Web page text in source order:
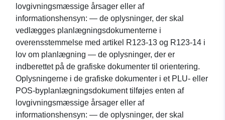
lovgivningsmæssige årsager eller af
informationshensyn: — de oplysninger, der skal
vedlægges planlægningsdokumenterne i
overensstemmelse med artikel R123-13 og R123-14 i
lov om planlægning — de oplysninger, der er
indberettet på de grafiske dokumenter til orientering.
Oplysningerne i de grafiske dokumenter i et PLU- eller
POS-byplanlægningsdokument tilføjes enten af
lovgivningsmæssige årsager eller af
informationshensyn: — de oplysninger, der skal